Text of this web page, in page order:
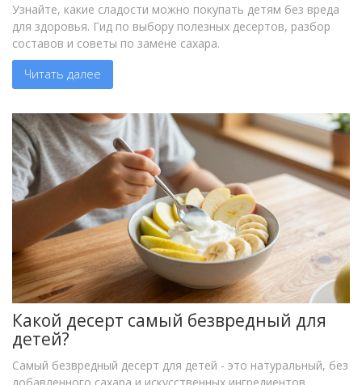
Узнайте, какие сладости можно покупать детям без вреда
для здоровья. Гид по выбору полезных десертов, разбор
составов и советы по замене сахара.
Читать далее
Какой десерт самый безвредный для
детей?
Самый безвредный десерт для детей - это натуральный, без
добавленного сахара и искусственных ингредиентов.